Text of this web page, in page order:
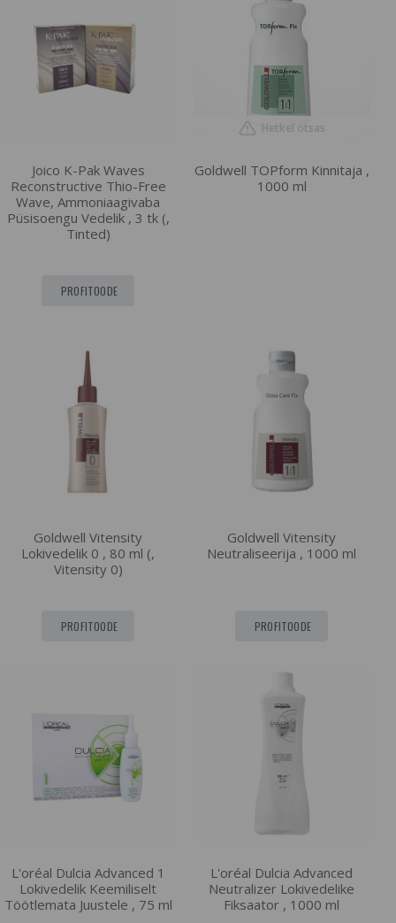
Joico K-Pak Waves
Reconstructive Thio-Free
Wave, Ammoniaagivaba
Püsisoengu Vedelik , 3 tk (,
Tinted)
PROFITOODE
Hetkel otsas
Goldwell TOPform Kinnitaja ,
1000 ml
Goldwell Vitensity
Lokivedelik 0 , 80 ml (,
Vitensity 0)
PROFITOODE
Goldwell Vitensity
Neutraliseerija , 1000 ml
PROFITOODE
L'oréal Dulcia Advanced 1
Lokivedelik Keemiliselt
Töötlemata Juustele , 75 ml
L'oréal Dulcia Advanced
Neutralizer Lokivedelike
Fiksaator , 1000 ml